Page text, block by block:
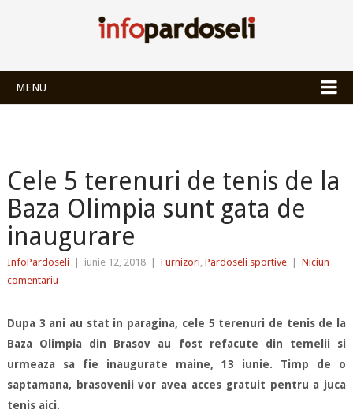
MENU
Cele 5 terenuri de tenis de la
Baza Olimpia sunt gata de
inaugurare
InfoPardoseli iunie 12, 2018 Furnizori, Pardoseli sportive
Niciun
comentariu
Dupa 3 ani au stat in paragina, cele 5 terenuri de tenis de la
Baza Olimpia din Brasov au fost refacute din temelii si
urmeaza sa fie inaugurate maine, 13 iunie. Timp de o
saptamana, brasovenii vor avea acces gratuit pentru a juca
tenis aici.